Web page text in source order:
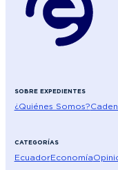
SOBRE EXPEDIENTES
¿Quiénes Somos?
CATEGORÍAS
EcuadorEconomía